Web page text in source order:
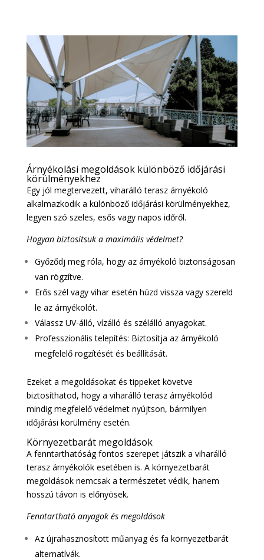
Árnyékolási megoldások különböző időjárási
körülményekhez
Egy jól megtervezett, viharálló terasz árnyékoló
alkalmazkodik a különböző időjárási körülményekhez,
legyen szó szeles, esős vagy napos időről.
Hogyan biztosítsuk a maximális védelmet?
Győződj meg róla, hogy az árnyékoló biztonságosan
van rögzítve.
Erős szél vagy vihar esetén húzd vissza vagy szereld
le az árnyékolót.
Válassz UV-álló, vízálló és szélálló anyagokat.
Professzionális telepítés: Biztosítja az árnyékoló
megfelelő rögzítését és beállítását.
Ezeket a megoldásokat és tippeket követve
biztosíthatod, hogy a viharálló terasz árnyékolód
mindig megfelelő védelmet nyújtson, bármilyen
időjárási körülmény esetén.
Környezetbarát megoldások
A fenntarthatóság fontos szerepet játszik a viharálló
terasz árnyékolók esetében is. A környezetbarát
megoldások nemcsak a természetet védik, hanem
hosszú távon is előnyösek.
Fenntartható anyagok és megoldások
Az újrahasznosított műanyag és fa környezetbarát
alternatívák.